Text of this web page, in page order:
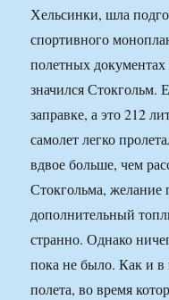
Хельсинки, шла
спортивного
полетных
значился Стокгольм.
заправке, а это 212
самолет легко
вдвое больше, чем
Стокгольма, желание
дополнительный
странно. Однако
пока не было. Как и
полета, во время